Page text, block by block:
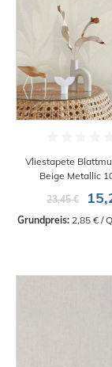
Vliestapete
Beige Metallic
23,45 €
Grundpreis: 2,85 € /